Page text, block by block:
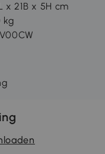
21B x 5H cm
kg